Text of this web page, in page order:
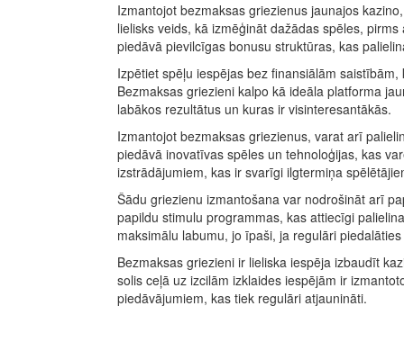
Izmantojot bezmaksas griezienus jaunajos
lielisks veids, kā izmēģināt dažādas spēles,
piedāvā pievilcīgas bonusu struktūras, kas
Izpētiet spēļu iespējas bez finansiālām
Bezmaksas griezieni kalpo kā ideāla platforma
labākos rezultātus un kuras ir visinteresantākās.
Izmantojot bezmaksas griezienus, varat arī
piedāvā inovatīvas spēles un tehnoloģijas, kas
izstrādājumiem, kas ir svarīgi ilgtermiņa
Šādu griezienu izmantošana var nodrošināt arī
papildu stimulu programmas, kas attiecīgi
maksimālu labumu, jo īpaši, ja regulāri
Bezmaksas griezieni ir lieliska iespēja izbaudīt
solis ceļā uz izcilām izklaides iespējām ir
piedāvājumiem, kas tiek regulāri atjaunināti.